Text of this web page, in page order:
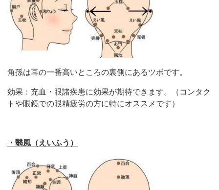
角孫は耳の一番高いところの裏側にあるツボです。
効果：充血・眼諸疾患に効果が期待できます。（コンタク
トや眼鏡での眼精疲労の方に特にオススメです）
・翳風（えいふう）